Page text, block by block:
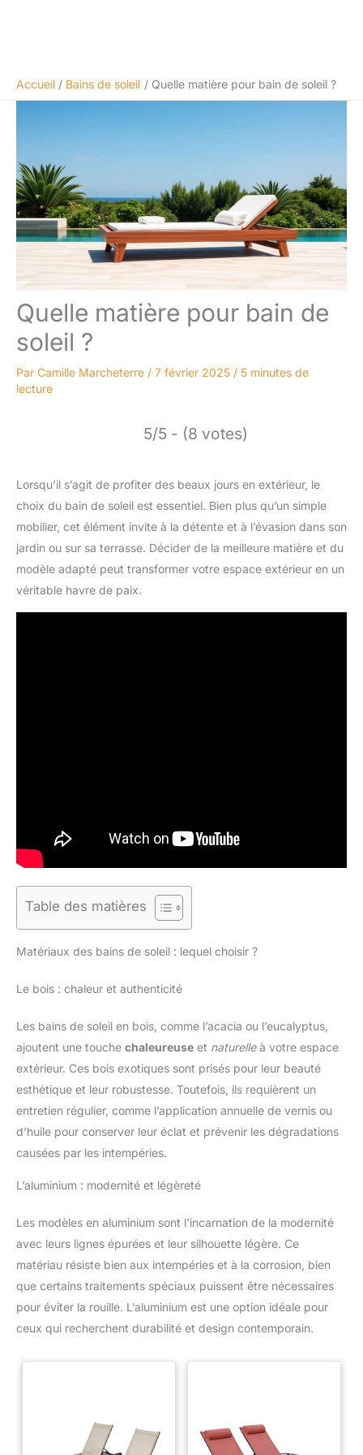
Accueil Bains de soleil Quelle matière pour bain de soleil ?
Quelle matière pour bain de
soleil ?
Par Camille Marcheterre / 7 février 2025 / 5 minutes de
lecture
5/5 - (8 votes)
Lorsqu’il s’agit de profiter des beaux jours en extérieur, le
choix du bain de soleil est essentiel. Bien plus qu’un simple
mobilier, cet élément invite à la détente et à l’évasion dans son
jardin ou sur sa terrasse. Décider de la meilleure matière et du
modèle adapté peut transformer votre espace extérieur en un
véritable havre de paix.
Table des matières
Matériaux des bains de soleil : lequel choisir ?
Le bois : chaleur et authenticité
Les bains de soleil en bois, comme l’acacia ou l’eucalyptus,
ajoutent une touche chaleureuse et naturelleà votre espace
extérieur. Ces bois exotiques sont prisés pour leur beauté
esthétique et leur robustesse. Toutefois, ils requièrent un
entretien régulier, comme l’application annuelle de vernis ou
d’huile pour conserver leur éclat et prévenir les dégradations
causées par les intempéries.
L’aluminium : modernité et légèreté
Les modèles en aluminium sont l’incarnation de la modernité
avec leurs lignes épurées et leur silhouette légère. Ce
matériau résiste bien aux intempéries et à la corrosion, bien
que certains traitements spéciaux puissent être nécessaires
pour éviter la rouille. L’aluminium est une option idéale pour
ceux qui recherchent durabilité et design contemporain.